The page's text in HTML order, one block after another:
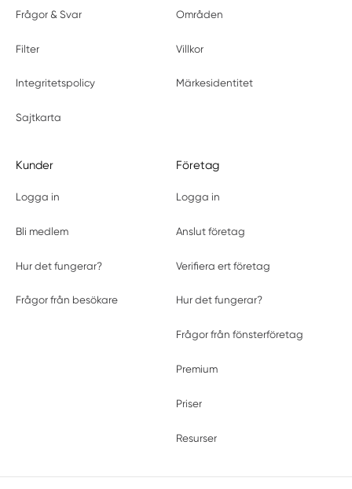
Frågor & Svar Områden
Filter Villkor
Integritetspolicy Märkesidentitet
Sajtkarta
Kunder
Logga in
Bli medlem
Hur det fungerar?
Frågor från besökare
Företag
Logga in
Anslut företag
Verifiera ert företag
Hur det fungerar?
Frågor från fönsterföretag
Premium
Priser
Resurser